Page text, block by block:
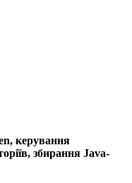
керування
збирання Java-